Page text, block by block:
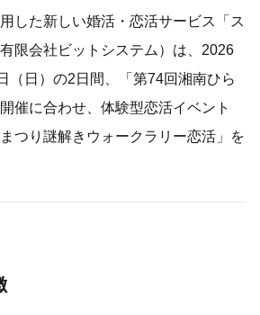
した新しい婚活・恋活サービス「ス
限会社ビットシステム）は、2026
（日）の2日間、「第74回湘南ひら
催に合わせ、体験型恋活イベント
つり謎解きウォークラリー恋活」を